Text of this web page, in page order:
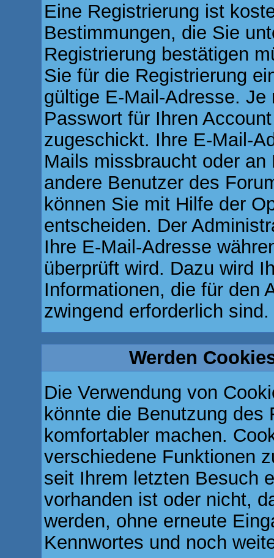
Eine Registrierung ist
Bestimmungen, die Sie
Registrierung bestätigen
Sie für die Registrierung
gültige E-Mail-Adresse.
Passwort für Ihren
zugeschickt. Ihre E-Mail-
Mails missbraucht oder
andere Benutzer des
können Sie mit Hilfe der
entscheiden. Der
Ihre E-Mail-Adresse
überprüft wird. Dazu wird
Informationen, die für den
zwingend erforderlich sind.
Werden
Die Verwendung von
könnte die Benutzung des
komfortabler machen.
verschiedene Funktionen
seit Ihrem letzten Besuch
vorhanden ist oder nicht,
werden, ohne erneute
Kennwortes und noch